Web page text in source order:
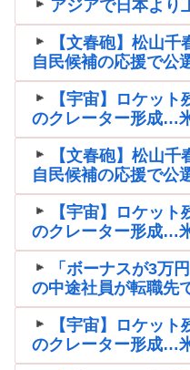
アジアで日本より
【文春砲】松山
自民候補の応援で公
【宇宙】ロケッ
のクレーター形成…
【文春砲】松山
自民候補の応援で公
【宇宙】ロケッ
のクレーター形成…
「ボーナスが3万
の中途社員が転職先
【宇宙】ロケッ
のクレーター形成…